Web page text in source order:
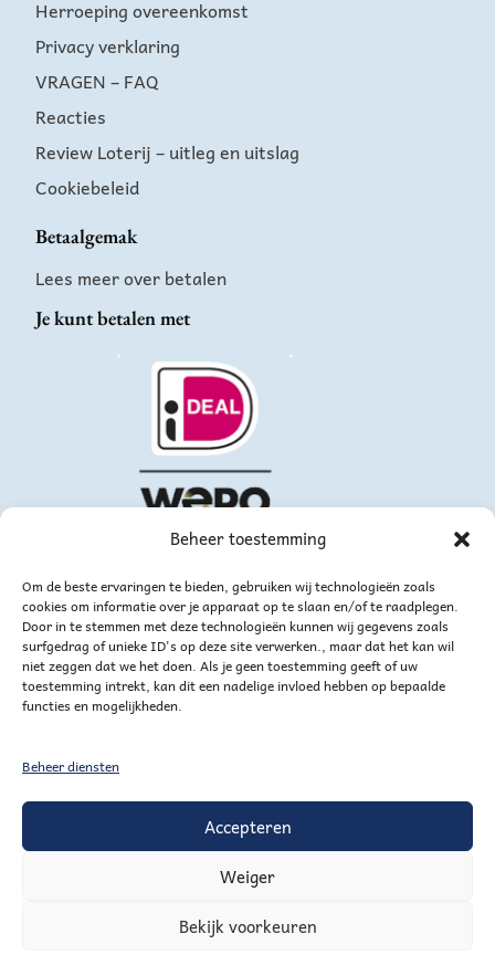
Beheer toestemming
Om de beste ervaringen te bieden, gebruiken wij technologieën zoals
cookies om informatie over je apparaat op te slaan en/of te raadplegen.
Door in te stemmen met deze technologieën kunnen wij gegevens zoals
surfgedrag of unieke ID's op deze site verwerken., maar dat het kan wil
niet zeggen dat we het doen. Als je geen toestemming geeft of uw
toestemming intrekt, kan dit een nadelige invloed hebben op bepaalde
functies en mogelijkheden.
Beheer diensten
Accepteren
Weiger
Bekijk voorkeuren
Herroeping overeenkomst
Privacy verklaring
VRAGEN – FAQ
Reacties
Review Loterij – uitleg en uitslag
Cookiebeleid
Betaalgemak
Lees meer over betalen
Je kunt betalen met
of via bankoverschrijving
Winkelmand